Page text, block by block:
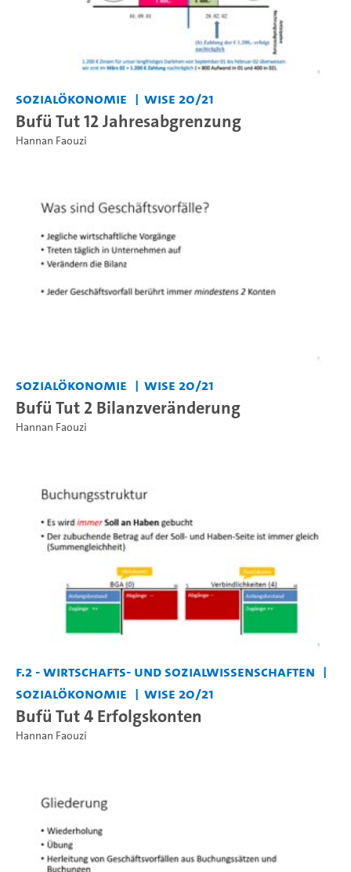
Sozialökonomie WiSe 20/21
Bufü Tut 12 Jahresabgrenzung
Hannan Faouzi
Sozialökonomie WiSe 20/21
Bufü Tut 2 Bilanzveränderung
Hannan Faouzi
F.2 - Wirtschafts- und Sozialwissenschaften
Sozialökonomie
WiSe 20/21
Bufü Tut 4 Erfolgskonten
Hannan Faouzi